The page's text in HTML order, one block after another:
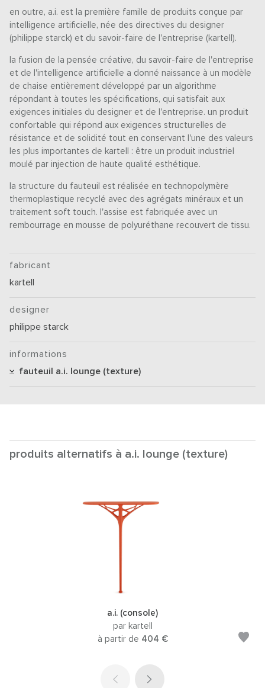
en outre, a.i. est la première famille de produits conçue par
intelligence artificielle, née des directives du designer
(philippe starck) et du savoir-faire de l'entreprise (kartell).
la fusion de la pensée créative, du savoir-faire de l'entreprise
et de l'intelligence artificielle a donné naissance à un modèle
de chaise entièrement développé par un algorithme
répondant à toutes les spécifications, qui satisfait aux
exigences initiales du designer et de l'entreprise. un produit
confortable qui répond aux exigences structurelles de
résistance et de solidité tout en conservant l'une des valeurs
les plus importantes de kartell : être un produit industriel
moulé par injection de haute qualité esthétique.
la structure du fauteuil est réalisée en technopolymère
thermoplastique recyclé avec des agrégats minéraux et un
traitement soft touch. l'assise est fabriquée avec un
rembourrage en mousse de polyuréthane recouvert de tissu.
fabricant
kartell
designer
philippe starck
informations
fauteuil a.i. lounge (texture)
produits alternatifs à a.i. lounge (texture)
a.i. (console)
par kartell
à partir de 404 €